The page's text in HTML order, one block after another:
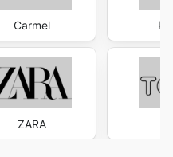
Carmel
ZARA